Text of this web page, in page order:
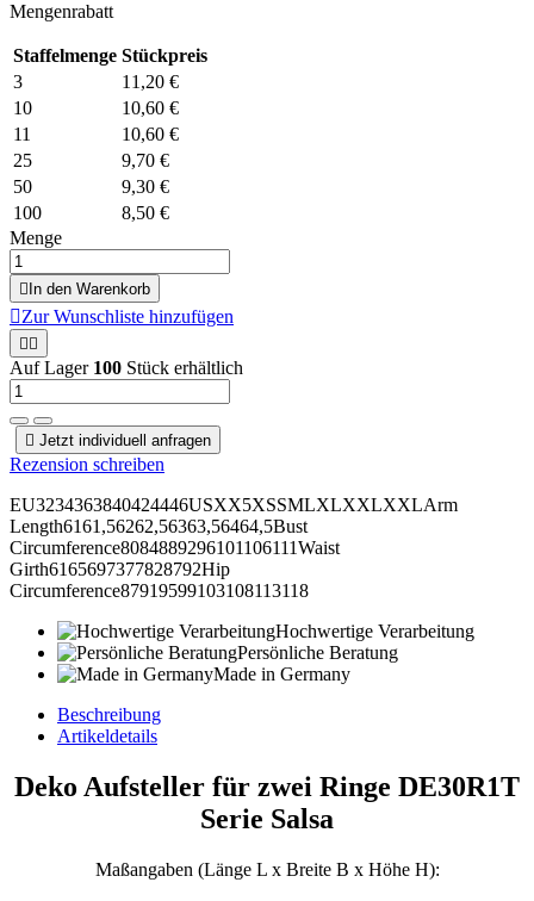
Mengenrabatt
Staffelmenge Stückpreis
3
11,20 €
10
10,60 €
11
10,60 €
25
9,70 €
50
9,30 €
100
8,50 €
Menge
 In den Warenkorb
Zur Wunschliste hinzufügen
 
Auf Lager 100 Stück erhältlich
 Jetzt individuell anfragen
Rezension schreiben
EU3234363840424446USXX5XSSMLXLXXLXXLArm
Length6161,56262,56363,56464,5Bust
Circumference8084889296101106111Waist
Girth6165697377828792Hip
Circumference87919599103108113118
Hochwertige Verarbeitung
Persönliche Beratung
Made in Germany
Beschreibung
Artikeldetails
Deko Aufsteller für zwei Ringe DE30R1T
Serie Salsa
Maßangaben (Länge L x Breite B x Höhe H):